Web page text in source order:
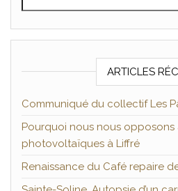
ARTICLES
Communiqué du collectif Les
Pourquoi nous nous
photovoltaïques à Liffré
Renaissance du Café repaire